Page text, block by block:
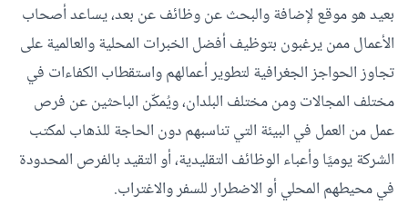
بعيد هو موقع لإضافة والبحث عن وظائف عن بعد، يساعد أصحاب
الأعمال ممن يرغبون بتوظيف أفضل الخبرات المحلية والعالمية على
تجاوز الحواجز الجغرافية لتطوير أعمالهم واستقطاب الكفاءات في
مختلف المجالات ومن مختلف البلدان، ويُمكّن الباحثين عن فرص
عمل من العمل في البيئة التي تناسبهم دون الحاجة للذهاب لمكتب
الشركة يوميًا وأعباء الوظائف التقليدية، أو التقيد بالفرص المحدودة
في محيطهم المحلي أو الاضطرار للسفر والاغتراب.